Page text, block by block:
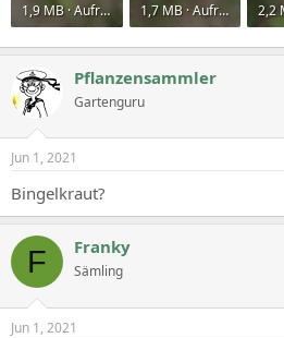
1,9 MB · Aufrufe: 1.124
1,7 MB · Aufrufe: 396
Pflanzensammler
Gartenguru
Jun 1, 2021
Bingelkraut?
F Franky
Sämling
Jun 1, 2021